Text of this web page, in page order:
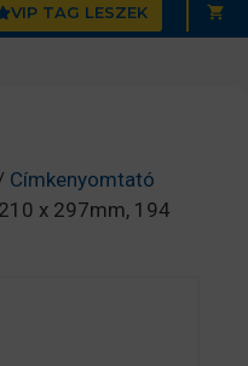
VIP TAG LESZEK
Címkenyomtató
x 297mm, 194